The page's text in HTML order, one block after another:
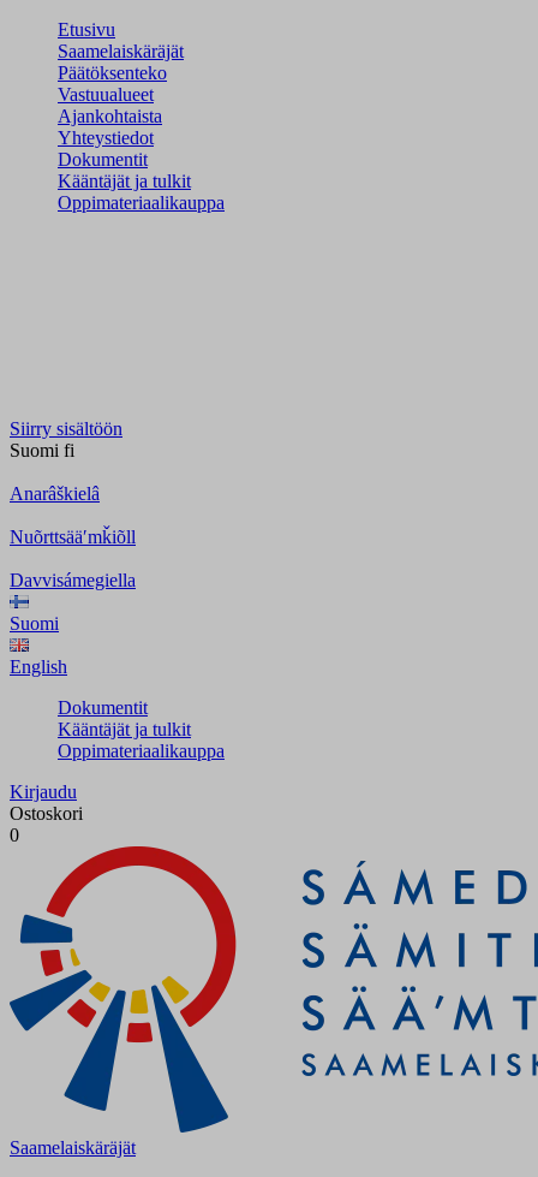
Etusivu
Saamelaiskäräjät
Päätöksenteko
Vastuualueet
Ajankohtaista
Yhteystiedot
Dokumentit
Kääntäjät ja tulkit
Oppimateriaalikauppa
Siirry sisältöön
Suomi fi
Anarâškielâ
Nuõrttsääʹmǩiõll
Davvisámegiella
Suomi
English
Dokumentit
Kääntäjät ja tulkit
Oppimateriaalikauppa
Kirjaudu
Ostoskori
0
Saamelaiskäräjät